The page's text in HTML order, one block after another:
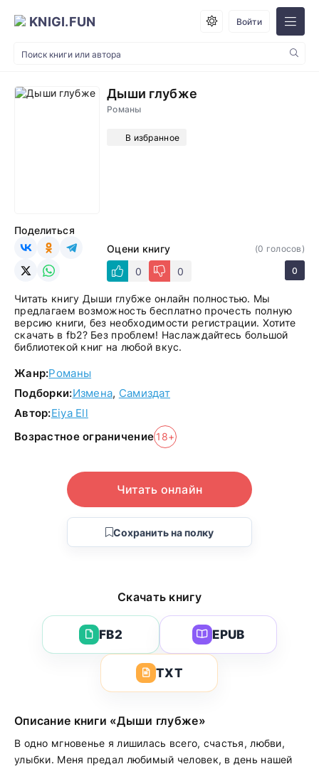
KNIGI.FUN Войти
Дыши глубже
Романы
В избранное
Оцени книгу
0
0
(0 голосов)
0
Поделиться
Читать книгу Дыши глубже онлайн полностью. Мы
предлагаем возможность бесплатно прочесть полную
версию книги, без необходимости регистрации. Хотите
скачать в fb2? Без проблем! Наслаждайтесь большой
библиотекой книг на любой вкус.
Жанр:Романы
Подборки:Измена, Самиздат
Автор:Eiya Ell
Возрастное ограничение 18+
Читать онлайн
Сохранить на полку
Скачать книгу
FB2 EPUB
TXT
Описание книги «Дыши глубже»
В одно мгновенье я лишилась всего, счастья, любви,
улыбки. Меня предал любимый человек, в день нашей